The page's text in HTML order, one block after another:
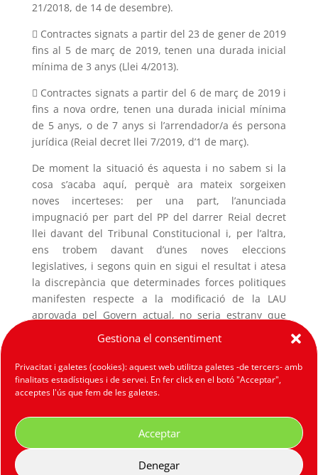
Gestiona el consentiment
Privacitat i galetes (cookies): aquest web utilitza galetes -de tercers- amb
finalitats estadístiques i de servei. En fer click en el botó "Acceptar",
acceptes l'ús que fem de les galetes.
Acceptar
Denegar
21/2018, de 14 de desembre).
 Contractes signats a partir del 23 de gener de 2019
fins al 5 de març de 2019, tenen una durada inicial
mínima de 3 anys (Llei 4/2013).
 Contractes signats a partir del 6 de març de 2019 i
fins a nova ordre, tenen una durada inicial mínima
de 5 anys, o de 7 anys si l’arrendador/a és persona
jurídica (Reial decret llei 7/2019, d’1 de març).
De moment la situació és aquesta i no sabem si la
cosa s’acaba aquí, perquè ara mateix sorgeixen
noves incerteses: per una part, l’anunciada
impugnació per part del PP del darrer Reial decret
llei davant del Tribunal Constitucional i, per l’altra,
ens trobem davant d’unes noves eleccions
legislatives, i segons quin en sigui el resultat i atesa
la discrepància que determinades forces politiques
manifesten respecte a la modificació de la LAU
aprovada pel Govern actual, no seria estrany que
s’iniciés una nova modificació legislativa en aquest